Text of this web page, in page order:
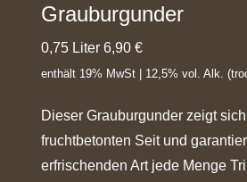
Grauburgunder
0,75 Liter 6,90 €
enthält 19% MwSt | 12,5% vol. Alk.
Dieser Grauburgunder zeigt
fruchtbetonten Seit und
erfrischenden Art jede Menge